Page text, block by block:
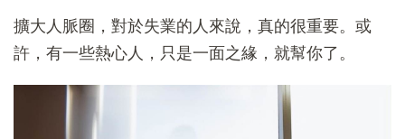
擴大人脈圈，對於失業的人來說，真的很重要。或
許，有一些熱心人，只是一面之緣，就幫你了。